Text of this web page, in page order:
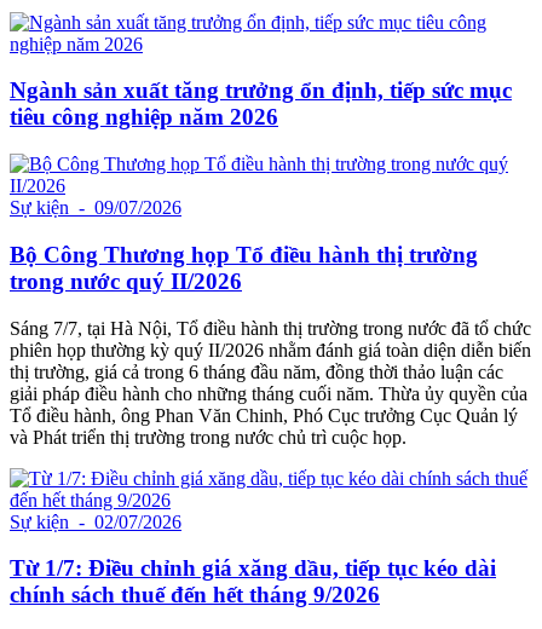
Ngành sản xuất tăng trưởng ổn định, tiếp sức mục
tiêu công nghiệp năm 2026
Sự kiện - 09/07/2026
Bộ Công Thương họp Tổ điều hành thị trường
trong nước quý II/2026
Sáng 7/7, tại Hà Nội, Tổ điều hành thị trường trong nước đã tổ chức
phiên họp thường kỳ quý II/2026 nhằm đánh giá toàn diện diễn biến
thị trường, giá cả trong 6 tháng đầu năm, đồng thời thảo luận các
giải pháp điều hành cho những tháng cuối năm. Thừa ủy quyền của
Tổ điều hành, ông Phan Văn Chinh, Phó Cục trưởng Cục Quản lý
và Phát triển thị trường trong nước chủ trì cuộc họp.
Sự kiện - 02/07/2026
Từ 1/7: Điều chỉnh giá xăng dầu, tiếp tục kéo dài
chính sách thuế đến hết tháng 9/2026